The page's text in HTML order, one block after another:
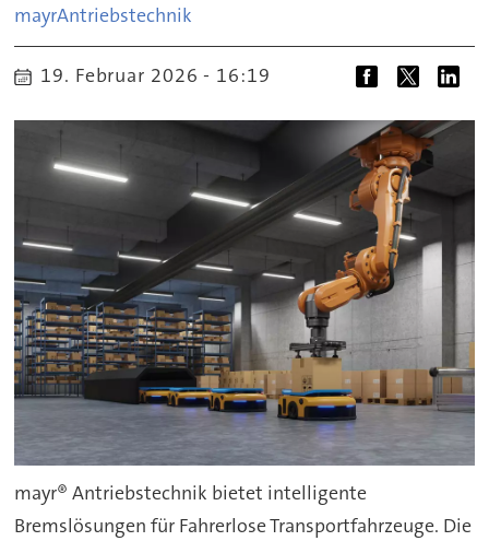
mayrAntriebstechnik
19. Februar 2026 - 16:19
mayr® Antriebstechnik bietet intelligente
Bremslösungen für Fahrerlose Transportfahrzeuge. Die